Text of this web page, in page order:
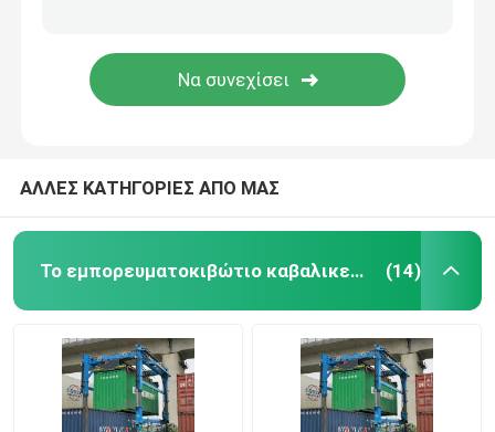
ΑΛΛΕΣ ΚΑΤΗΓΟΡΙΕΣ ΑΠΟ ΜΑΣ
Το εμπορευματοκιβώτιο καβαλικεύει το μεταφορέα (14)